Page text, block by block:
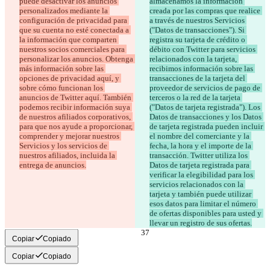
personalizados mediante la
configuración de privacidad para
que su cuenta no esté conectada a
la información que comparten
nuestros socios comerciales para
personalizar los anuncios. Obtenga
más información sobre las
opciones de privacidad aquí, y
sobre cómo funcionan los
anuncios de Twitter aquí. También
podemos recibir información suya
de nuestros afiliados corporativos,
para que nos ayude a proporcionar,
comprender y mejorar nuestros
Servicios y los servicios de
nuestros afiliados, incluida la
entrega de anuncios.
creada por las compras que realice
a través de nuestros Servicios
("Datos de transacciones"). Si
registra su tarjeta de crédito o
débito con Twitter para servicios
relacionados con la tarjeta,
recibimos información sobre las
transacciones de la tarjeta del
proveedor de servicios de pago de
terceros o la red de la tarjeta
("Datos de tarjeta registrada"). Los
Datos de transacciones y los Datos
de tarjeta registrada pueden incluir
el nombre del comerciante y la
fecha, la hora y el importe de la
transacción. Twitter utiliza los
Datos de tarjeta registrada para
verificar la elegibilidad para los
servicios relacionados con la
tarjeta y también puede utilizar
esos datos para limitar el número
de ofertas disponibles para usted y
llevar un registro de sus ofertas.
Copiar Copiado
Copiar Copiado